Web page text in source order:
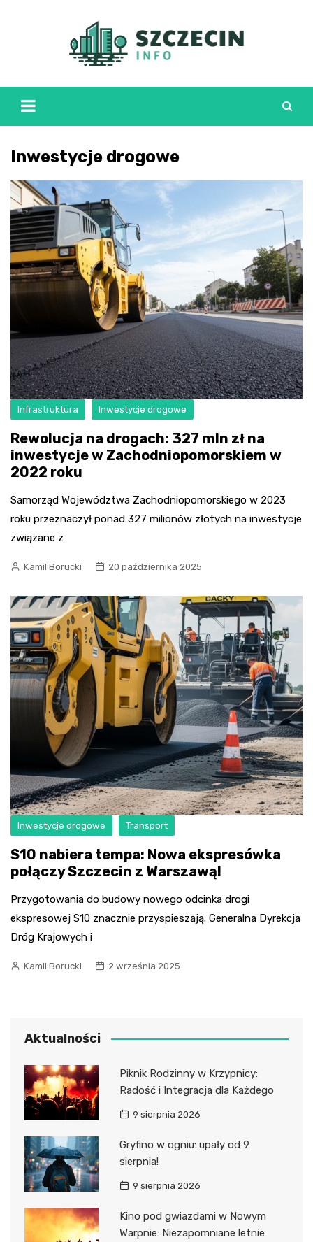
Inwestycje drogowe
Infrastruktura Inwestycje drogowe
Rewolucja na drogach: 327 mln zł na
inwestycje w Zachodniopomorskiem w
2022 roku
Samorząd Województwa Zachodniopomorskiego w 2023
roku przeznaczył ponad 327 milionów złotych na inwestycje
związane z
Kamil Borucki 20 października 2025
Inwestycje drogowe Transport
S10 nabiera tempa: Nowa ekspresówka
połączy Szczecin z Warszawą!
Przygotowania do budowy nowego odcinka drogi
ekspresowej S10 znacznie przyspieszają. Generalna Dyrekcja
Dróg Krajowych i
Kamil Borucki 2 września 2025
Aktualności
Piknik Rodzinny w Krzypnicy:
Radość i Integracja dla Każdego
9 sierpnia 2026
Gryfino w ogniu: upały od 9
sierpnia!
9 sierpnia 2026
Kino pod gwiazdami w Nowym
Warpnie: Niezapomniane letnie